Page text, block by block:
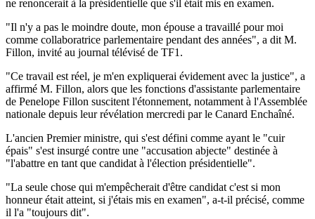
ne renoncerait à la présidentielle que s'il était mis en examen.
"Il n'y a pas le moindre doute, mon épouse a travaillé pour moi
comme collaboratrice parlementaire pendant des années", a dit M.
Fillon, invité au journal télévisé de TF1.
"Ce travail est réel, je m'en expliquerai évidement avec la justice", a
affirmé M. Fillon, alors que les fonctions d'assistante parlementaire
de Penelope Fillon suscitent l'étonnement, notamment à l'Assemblée
nationale depuis leur révélation mercredi par le Canard Enchaîné.
L'ancien Premier ministre, qui s'est défini comme ayant le "cuir
épais" s'est insurgé contre une "accusation abjecte" destinée à
"l'abattre en tant que candidat à l'élection présidentielle".
"La seule chose qui m'empêcherait d'être candidat c'est si mon
honneur était atteint, si j'étais mis en examen", a-t-il précisé, comme
il l'a "toujours dit".